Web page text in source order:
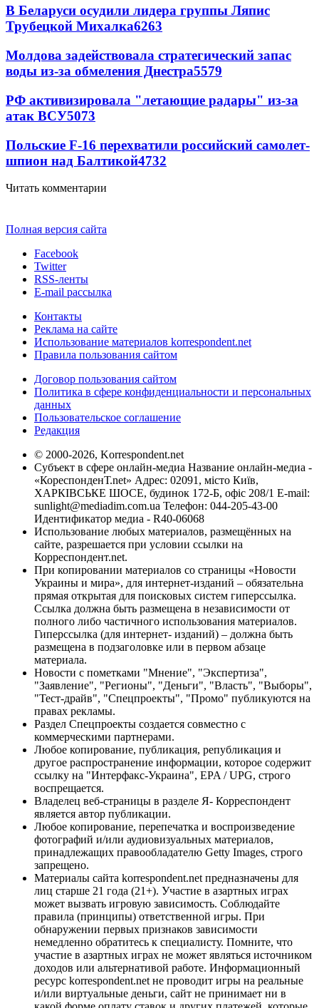
В Беларуси осудили лидера группы Ляпис
Трубецкой Михалка6263
Молдова задействовала стратегический запас
воды из-за обмеления Днестра5579
РФ активизировала "летающие радары" из-за
атак ВСУ5073
Польские F-16 перехватили российский самолет-
шпион над Балтикой4732
Читать комментарии
Полная версия сайта
Facebook
Twitter
RSS-ленты
E-mail рассылка
Контакты
Реклама на сайте
Использование материалов korrespondent.net
Правила пользования сайтом
Договор пользования сайтом
Политика в сфере конфиденциальности и персональных
данных
Пользовательское соглашение
Редакция
© 2000-2026, Korrespondent.net
Субъект в сфере онлайн-медиа Название онлайн-медиа -
«КореспонденТ.net» Адрес: 02091, місто Київ,
ХАРКІВСЬКЕ ШОСЕ, будинок 172-Б, офіс 208/1 E-mail:
sunlight@mediadim.com.ua Телефон: 044-205-43-00
Идентификатор медиа - R40-06068
Использование любых материалов, размещённых на
сайте, разрешается при условии ссылки на
Корреспондент.net.
При копировании материалов со страницы «Новости
Украины и мира», для интернет-изданий – обязательна
прямая открытая для поисковых систем гиперссылка.
Ссылка должна быть размещена в независимости от
полного либо частичного использования материалов.
Гиперссылка (для интернет- изданий) – должна быть
размещена в подзаголовке или в первом абзаце
материала.
Новости с пометками "Мнение", "Экспертиза",
"Заявление", "Регионы", "Деньги", "Власть", "Выборы",
"Тест-драйв", "Спецпроекты", "Промо" публикуются на
правах рекламы.
Раздел Спецпроекты создается совместно с
коммерческими партнерами.
Любое копирование, публикация, републикация и
другое распространение информации, которое содержит
ссылку на "Интерфакс-Украина", EPA / UPG, строго
воспрещается.
Владелец веб-страницы в разделе Я- Корреспондент
является автор публикации.
Любое копирование, перепечатка и воспроизведение
фотографий и/или аудиовизуальных материалов,
принадлежащих правообладателю Getty Images, строго
запрещено.
Материалы сайта korrespondent.net предназначены для
лиц старше 21 года (21+). Участие в азартных играх
может вызвать игровую зависимость. Соблюдайте
правила (принципы) ответственной игры. При
обнаружении первых признаков зависимости
немедленно обратитесь к специалисту. Помните, что
участие в азартных играх не может являться источником
доходов или альтернативой работе. Информационный
ресурс korrespondent.net не проводит игры на реальные
и/или виртуальные деньги, сайт не принимает ни в